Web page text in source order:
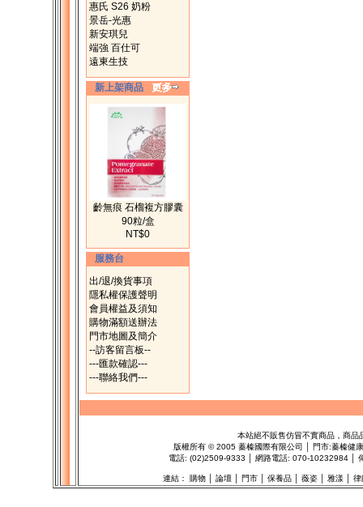
惠氏 S26 奶粉
景岳-光惠
新安琪兒
端強 百仕可
遠東生技
新上架商品
齡無痕 石榴複方膠囊
90粒/盒
NT$0
服務台
出/退/換貨事項
隱私權保護聲明
會員權益及須知
購物滿額送辦法
門市地圖及簡介
--訪客留言板--
---匯款確認---
---聯絡我們---
本站絕不販售仿冒不實商品，商品
版權所有 ©2005 蓁榛國際有限公司 │ 門市:蓁榛健
電話: (02)2509-9333 │ 網路電話: 070-10232984 │
連結： 購物│ 論壇│ 門市│ 保養品│ 薇姿│ 雅漾 律